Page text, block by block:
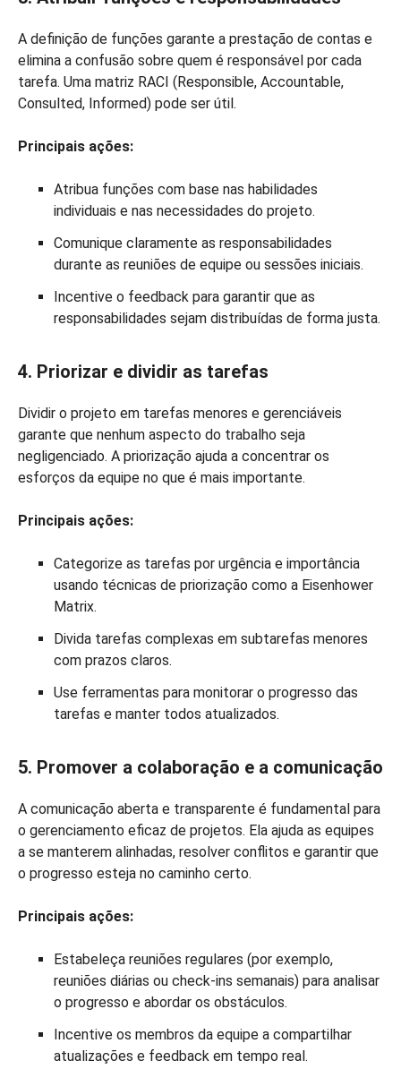
A definição de funções garante a prestação de contas e
elimina a confusão sobre quem é responsável por cada
tarefa. Uma matriz RACI (Responsible, Accountable,
Consulted, Informed) pode ser útil.
Principais ações:
Atribua funções com base nas habilidades
individuais e nas necessidades do projeto.
Comunique claramente as responsabilidades
durante as reuniões de equipe ou sessões iniciais.
Incentive o feedback para garantir que as
responsabilidades sejam distribuídas de forma justa.
4. Priorizar e dividir as tarefas
Dividir o projeto em tarefas menores e gerenciáveis
garante que nenhum aspecto do trabalho seja
negligenciado. A priorização ajuda a concentrar os
esforços da equipe no que é mais importante.
Principais ações:
Categorize as tarefas por urgência e importância
usando técnicas de priorização como a Eisenhower
Matrix.
Divida tarefas complexas em subtarefas menores
com prazos claros.
Use ferramentas para monitorar o progresso das
tarefas e manter todos atualizados.
5. Promover a colaboração e a comunicação
A comunicação aberta e transparente é fundamental para
o gerenciamento eficaz de projetos. Ela ajuda as equipes
a se manterem alinhadas, resolver conflitos e garantir que
o progresso esteja no caminho certo.
Principais ações:
Estabeleça reuniões regulares (por exemplo,
reuniões diárias ou check-ins semanais) para analisar
o progresso e abordar os obstáculos.
Incentive os membros da equipe a compartilhar
atualizações e feedback em tempo real.